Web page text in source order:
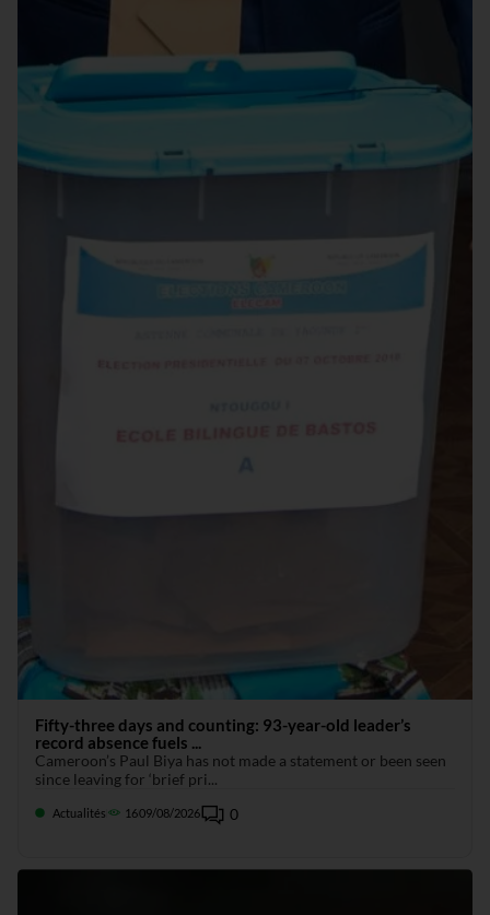
Fifty-three days and counting: 93-year-old leader’s
record absence fuels ...
Cameroon’s Paul Biya has not made a statement or been seen
since leaving for ‘brief pri...
Actualités 1609/08/2026 0